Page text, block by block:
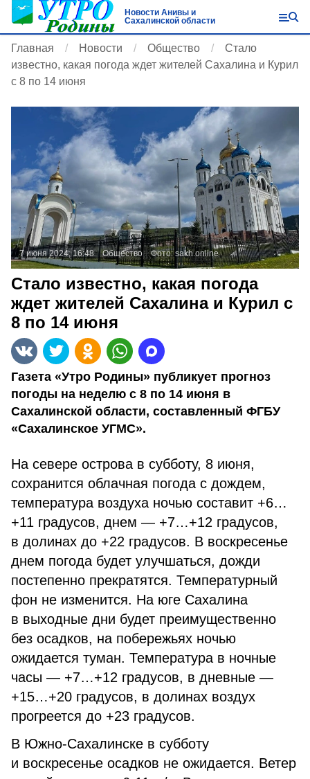
Новости Анивы и
Сахалинской области
Главная Новости Общество
Стало
известно, какая погода ждет жителей Сахалина и Курил
с 8 по 14 июня
7 июня 2024, 16:48 Общество Фото:sakh.online
Стало известно, какая погода
ждет жителей Сахалина и Курил с
8 по 14 июня
Газета «Утро Родины» публикует прогноз
погоды на неделю с 8 по 14 июня в
Сахалинской области, составленный ФГБУ
«Сахалинское УГМС».
На севере острова в субботу, 8 июня,
сохранится облачная погода с дождем,
температура воздуха ночью составит +6…
+11 градусов, днем — +7…+12 градусов,
в долинах до +22 градусов. В воскресенье
днем погода будет улучшаться, дожди
постепенно прекратятся. Температурный
фон не изменится. На юге Сахалина
в выходные дни будет преимущественно
без осадков, на побережьях ночью
ожидается туман. Температура в ночные
часы — +7…+12 градусов, в дневные —
+15…+20 градусов, в долинах воздух
прогреется до +23 градусов.
В Южно-Сахалинске в субботу
и воскресенье осадков не ожидается. Ветер